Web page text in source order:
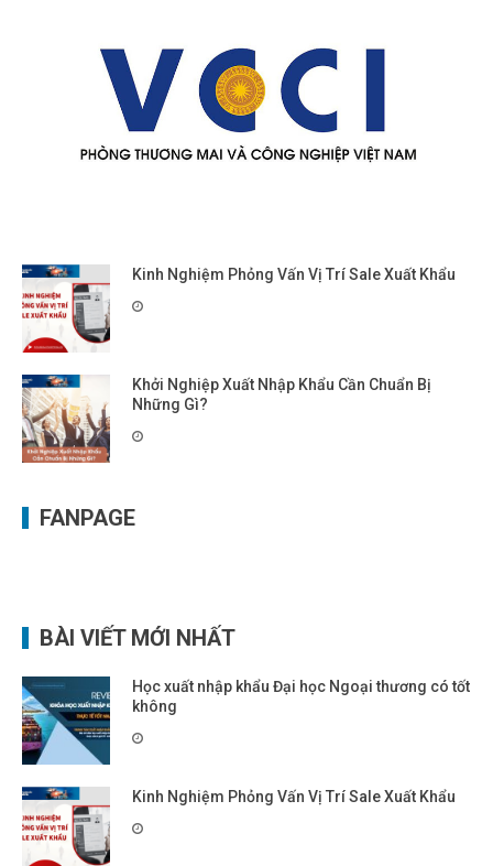
Kinh Nghiệm Phỏng Vấn Vị Trí Sale Xuất Khẩu
Khởi Nghiệp Xuất Nhập Khẩu Cần Chuẩn Bị
Những Gì?
FANPAGE
BÀI VIẾT MỚI NHẤT
Học xuất nhập khẩu Đại học Ngoại thương có tốt
không
Kinh Nghiệm Phỏng Vấn Vị Trí Sale Xuất Khẩu